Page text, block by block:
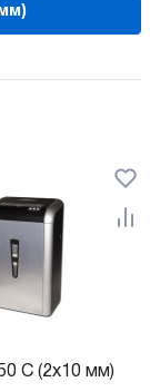
C (2x10 мм)